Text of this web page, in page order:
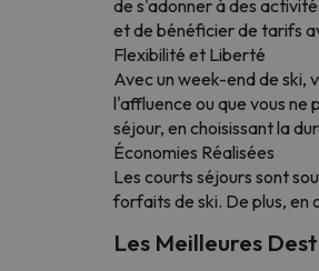
de s'adonner à des
et de bénéficier de tarifs
Flexibilité et Liberté
Avec un week-end de ski,
l'affluence ou que vous
séjour, en choisissant la
Économies Réalisées
Les courts séjours sont
forfaits de ski. De plus, en
Les Meilleures